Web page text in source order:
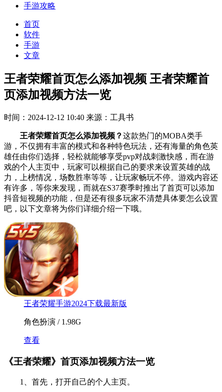
手游攻略
首页
软件
手游
文章
王者荣耀首页怎么添加视频 王者荣耀首
页添加视频方法一览
时间：2024-12-12 10:40 来源：工具书
王者荣耀首页怎么添加视频？这款热门的MOBA类手
游，不仅拥有丰富的模式和各种特色玩法，还有海量的角色英
雄任由你们选择，轻松就能够享受pvp对战刺激快感，而在游
戏的个人主页中，玩家可以根据自己的要求来设置英雄的战
力，上榜情况，场数胜率等等，让玩家畅玩不停。游戏内容还
有许多，等你来发现，而就在S37赛季时推出了首页可以添加
抖音短视频的功能，但是还有很多玩家不清楚具体要怎么设置
吧，以下文章将为你们详细介绍一下哦。
王者荣耀手游2024下载最新版
角色扮演 / 1.98G
查看
《王者荣耀》首页添加视频方法一览
1、首先，打开自己的个人主页。